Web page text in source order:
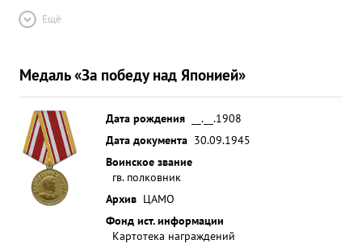
Ещё
Медаль «За победу над Японией»
Дата рождения
__.__.1908
Дата документа 30.09.1945
Воинское звание
гв. полковник
Архив ЦАМО
Фонд ист. информации
Картотека награждений